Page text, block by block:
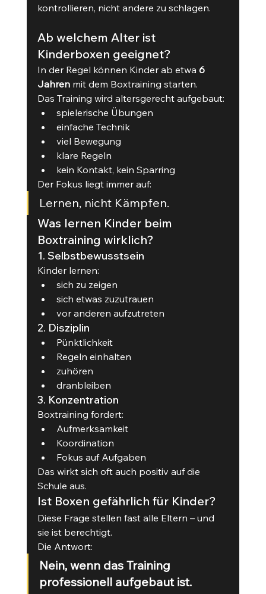
kontrollieren, nicht andere zu schlagen.
Ab welchem Alter ist
Kinderboxen geeignet?
In der Regel können Kinder ab etwa 6
Jahren mit dem Boxtraining starten.
Das Training wird altersgerecht aufgebaut:
spielerische Übungen
einfache Technik
viel Bewegung
klare Regeln
kein Kontakt, kein Sparring
Der Fokus liegt immer auf:
Lernen, nicht Kämpfen.
Was lernen Kinder beim
Boxtraining wirklich?
1. Selbstbewusstsein
Kinder lernen:
sich zu zeigen
sich etwas zuzutrauen
vor anderen aufzutreten
2. Disziplin
Pünktlichkeit
Regeln einhalten
zuhören
dranbleiben
3. Konzentration
Boxtraining fordert:
Aufmerksamkeit
Koordination
Fokus auf Aufgaben
Das wirkt sich oft auch positiv auf die
Schule aus.
Ist Boxen gefährlich für Kinder?
Diese Frage stellen fast alle Eltern – und
sie ist berechtigt.
Die Antwort:
Nein, wenn das Training
professionell aufgebaut ist.